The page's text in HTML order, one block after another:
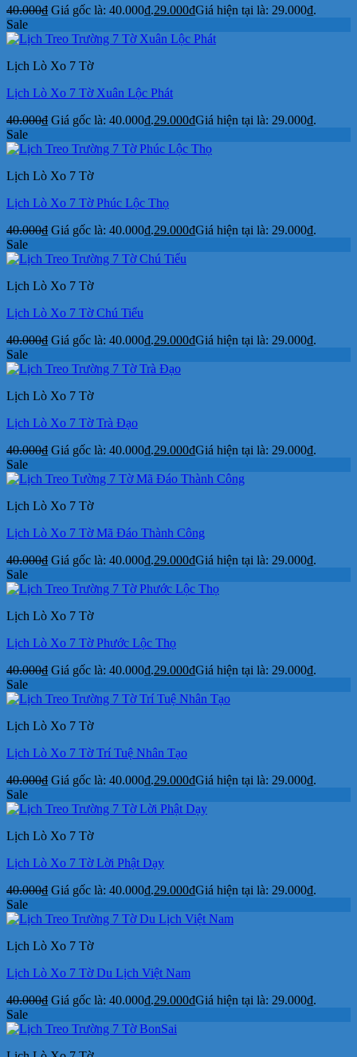
40.000₫ Giá gốc là: 40.000₫.29.000₫Giá hiện tại là: 29.000₫.
Sale
Lịch Lò Xo 7 Tờ
Lịch Lò Xo 7 Tờ Xuân Lộc Phát
40.000₫ Giá gốc là: 40.000₫.29.000₫Giá hiện tại là: 29.000₫.
Sale
Lịch Lò Xo 7 Tờ
Lịch Lò Xo 7 Tờ Phúc Lộc Thọ
40.000₫ Giá gốc là: 40.000₫.29.000₫Giá hiện tại là: 29.000₫.
Sale
Lịch Lò Xo 7 Tờ
Lịch Lò Xo 7 Tờ Chú Tiểu
40.000₫ Giá gốc là: 40.000₫.29.000₫Giá hiện tại là: 29.000₫.
Sale
Lịch Lò Xo 7 Tờ
Lịch Lò Xo 7 Tờ Trà Đạo
40.000₫ Giá gốc là: 40.000₫.29.000₫Giá hiện tại là: 29.000₫.
Sale
Lịch Lò Xo 7 Tờ
Lịch Lò Xo 7 Tờ Mã Đáo Thành Công
40.000₫ Giá gốc là: 40.000₫.29.000₫Giá hiện tại là: 29.000₫.
Sale
Lịch Lò Xo 7 Tờ
Lịch Lò Xo 7 Tờ Phước Lộc Thọ
40.000₫ Giá gốc là: 40.000₫.29.000₫Giá hiện tại là: 29.000₫.
Sale
Lịch Lò Xo 7 Tờ
Lịch Lò Xo 7 Tờ Trí Tuệ Nhân Tạo
40.000₫ Giá gốc là: 40.000₫.29.000₫Giá hiện tại là: 29.000₫.
Sale
Lịch Lò Xo 7 Tờ
Lịch Lò Xo 7 Tờ Lời Phật Dạy
40.000₫ Giá gốc là: 40.000₫.29.000₫Giá hiện tại là: 29.000₫.
Sale
Lịch Lò Xo 7 Tờ
Lịch Lò Xo 7 Tờ Du Lịch Việt Nam
40.000₫ Giá gốc là: 40.000₫.29.000₫Giá hiện tại là: 29.000₫.
Sale